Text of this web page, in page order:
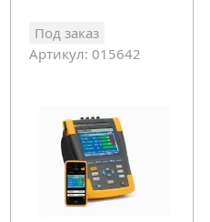
Под заказ
Артикул: 015642